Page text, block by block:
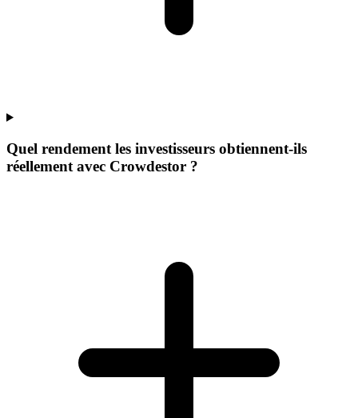
Quel rendement les investisseurs obtiennent-ils
réellement avec Crowdestor ?